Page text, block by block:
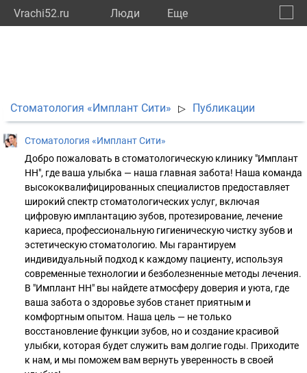
Vrachi52.ru Люди Eще
Стоматология «Имплант Сити» ▷ Публикации
Стоматология «Имплант Сити»
Добро пожаловать в стоматологическую клинику "Имплант
НН", где ваша улыбка — наша главная забота! Наша команда
высококвалифицированных специалистов предоставляет
широкий спектр стоматологических услуг, включая
цифровую имплантацию зубов, протезирование, лечение
кариеса, профессиональную гигиеническую чистку зубов и
эстетическую стоматологию. Мы гарантируем
индивидуальный подход к каждому пациенту, используя
современные технологии и безболезненные методы лечения.
В "Имплант НН" вы найдете атмосферу доверия и уюта, где
ваша забота о здоровье зубов станет приятным и
комфортным опытом. Наша цель — не только
восстановление функции зубов, но и создание красивой
улыбки, которая будет служить вам долгие годы. Приходите
к нам, и мы поможем вам вернуть уверенность в своей